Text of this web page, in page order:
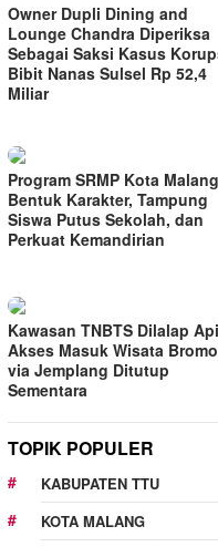
Owner Dupli Dining and
Lounge Chandra Diperiksa
Sebagai Saksi Kasus
Bibit Nanas Sulsel Rp 52,4
Miliar
Program SRMP Kota
Bentuk Karakter, Tampung
Siswa Putus Sekolah, dan
Perkuat Kemandirian
Kawasan TNBTS Dilalap
Akses Masuk Wisata Bromo
via Jemplang Ditutup
Sementara
TOPIK POPULER
KABUPATEN TTU
KOTA MALANG